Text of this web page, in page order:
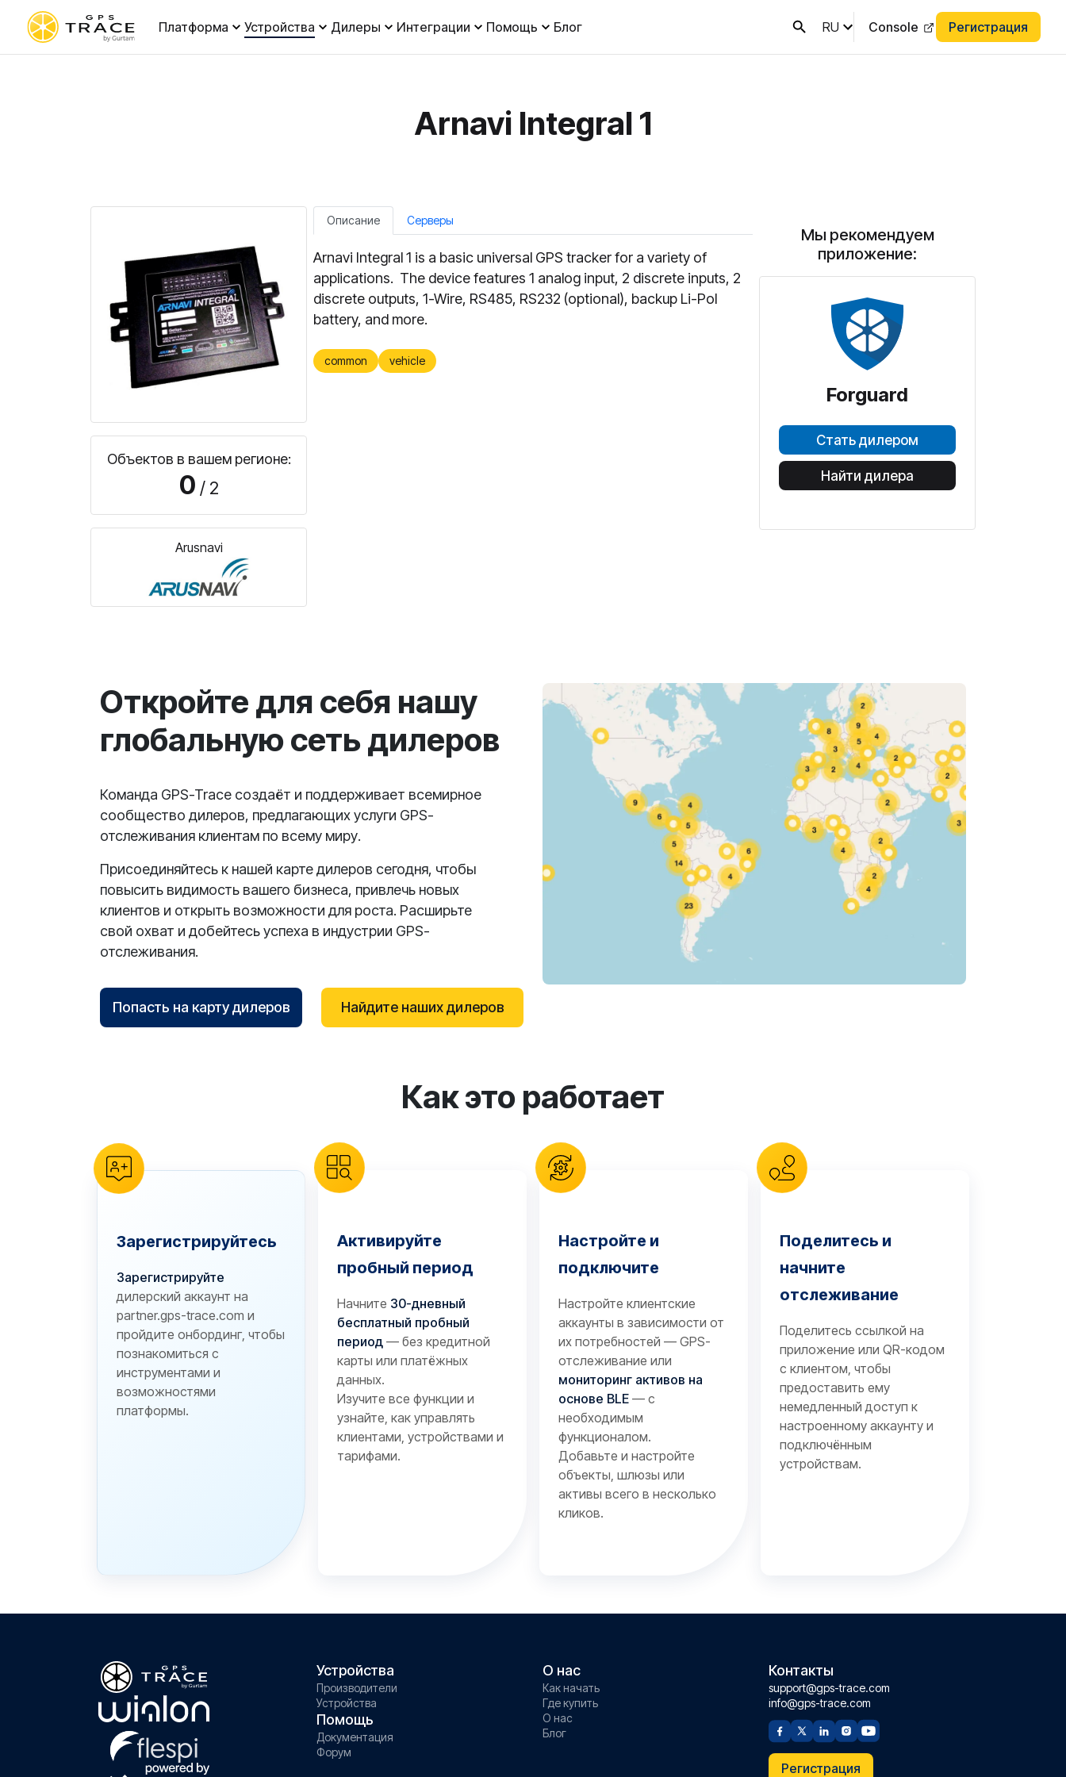
Платформа Устройства Дилеры Интеграции Помощь Блог RU Console Регистрация
Arnavi Integral 1
Объектов в вашем регионе:
0 / 2
Arusnavi
Описание Серверы
Arnavi Integral 1 is a basic universal GPS tracker for a variety of
applications. The device features 1 analog input, 2 discrete inputs, 2
discrete outputs, 1-Wire, RS485, RS232 (optional), backup Li-Pol
battery, and more.
common vehicle
Мы рекомендуем
приложение:
Forguard
Стать дилером
Найти дилера
Откройте для себя нашу
глобальную сеть дилеров
Команда GPS-Trace создаёт и поддерживает всемирное
сообщество дилеров, предлагающих услуги GPS-
отслеживания клиентам по всему миру.
Присоединяйтесь к нашей карте дилеров сегодня, чтобы
повысить видимость вашего бизнеса, привлечь новых
клиентов и открыть возможности для роста. Расширьте
свой охват и добейтесь успеха в индустрии GPS-
отслеживания.
Попасть на карту дилеров Найдите наших дилеров
Как это работает
Зарегистрируйтесь
Зарегистрируйте
дилерский аккаунт на
partner.gps-trace.com и
пройдите онбординг, чтобы
познакомиться с
инструментами и
возможностями
платформы.
Активируйте
пробный период
Начните 30-дневный
бесплатный пробный
период — без кредитной
карты или платёжных
данных.
Изучите все функции и
узнайте, как управлять
клиентами, устройствами и
тарифами.
Настройте и
подключите
Настройте клиентские
аккаунты в зависимости от
их потребностей — GPS-
отслеживание или
мониторинг активов на
основе BLE — с
необходимым
функционалом.
Добавьте и настройте
объекты, шлюзы или
активы всего в несколько
кликов.
Поделитесь и
начните
отслеживание
Поделитесь ссылкой на
приложение или QR-кодом
с клиентом, чтобы
предоставить ему
немедленный доступ к
настроенному аккаунту и
подключённым
устройствам.
Устройства
Производители
Устройства
Помощь
Документация
Форум
О нас
Как начать
Где купить
О нас
Блог
Контакты
support@gps-trace.com
info@gps-trace.com
Регистрация